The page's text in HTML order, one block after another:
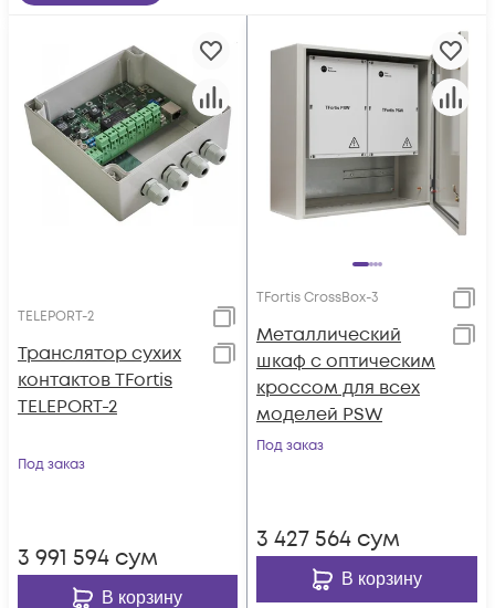
TELEPORT-2
Транслятор сухих
контактов TFortis
TELEPORT-2
Под заказ
3 991 594 сум
В корзину
TFortis CrossBox-3
Металлический
шкаф с оптическим
кроссом для всех
моделей PSW
Под заказ
3 427 564 сум
В корзину